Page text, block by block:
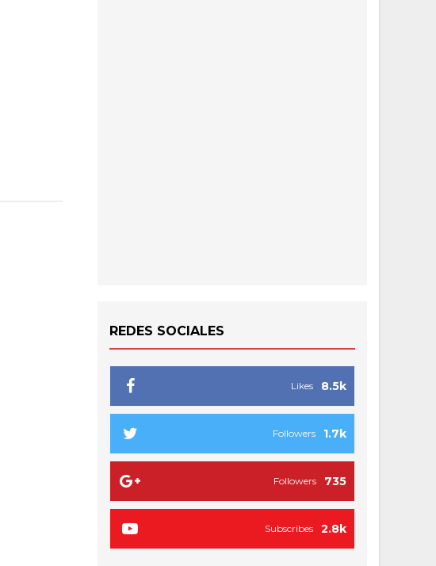
REDES SOCIALES
8.5k
Likes
1.7k
Followers
735
Followers
2.8k
Subscribes